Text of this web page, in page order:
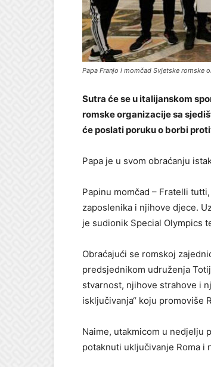
Papa Franjo i momčad Svjetske romske
Sutra će se u italijanskom
romske organizacije sa
će poslati poruku o borbi
Papa je u svom obraćanju
Papinu momčad – Fratelli
zaposlenika i njihove djece.
je sudionik Special Olympics
Obraćajući se romskoj
predsjednikom udruženja
stvarnost, njihove strahove i
isključivanja“ koju promoviše
Naime, utakmicom u nedjelju
potaknuti uključivanje Roma i